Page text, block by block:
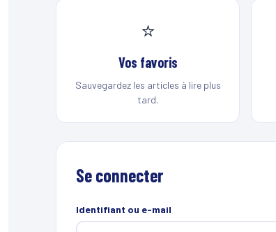
⭐
Vos favoris
Sauvegardez les articles à lire plus
tard.
Se connecter
Identifiant ou e-mail